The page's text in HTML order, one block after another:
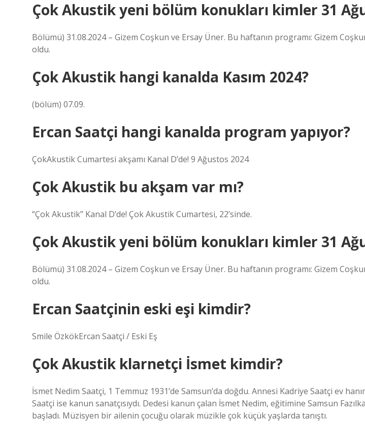
Çok Akustik yeni bölüm konukları kimler 31
Bölümü) 31.08.2024 – Gizem Coşkun ve Ersay Üner. Bu haftanın programı: Gizem
oldu.
Çok Akustik hangi kanalda Kasım 2024?
(bölüm) 07.09.
Ercan Saatçi hangi kanalda program yapıyor?
ÇokAkustik Cumartesi akşamı Kanal D’de! 9 Ağustos 2024
Çok Akustik bu akşam var mı?
“Çok Akustik” Kanal D’de! Çok Akustik Cumartesi, 22’sinde.
Çok Akustik yeni bölüm konukları kimler 31
Bölümü) 31.08.2024 – Gizem Coşkun ve Ersay Üner. Bu haftanın programı: Gizem
oldu.
Ercan Saatçinin eski eşi kimdir?
Smile ÖzkökErcan Saatçi / Eski Eş
Çok Akustik klarnetçi İsmet kimdir?
İsmet Nedim Saatçi, 1 Temmuz 1931’de Samsun’da doğdu. Annesi Kadriye Saatçi ev
Saatçi ise kanun sanatçısıydı. Dedesi kanun çalan İsmet Nedim, eğitimine Samsun
başladı. Müzisyen bir ailenin çocuğu olarak müzikle çok küçük yaşlarda tanıştı.